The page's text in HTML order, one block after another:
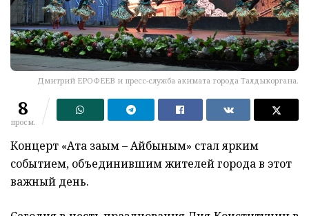
Дмитрий ЕРОФЕЕВ и пресс-служба акимата города Талдыкоргана.
8
просм.
Концерт «Ата заңым – Айбыным» стал ярким
событием, объединившим жителей города в этот
важный день.